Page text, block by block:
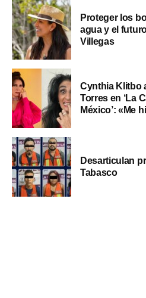
Proteger los
agua y el
Villegas
Cynthia Klitbo
Torres en ‘La
México’: «Me
Desarticulan
Tabasco